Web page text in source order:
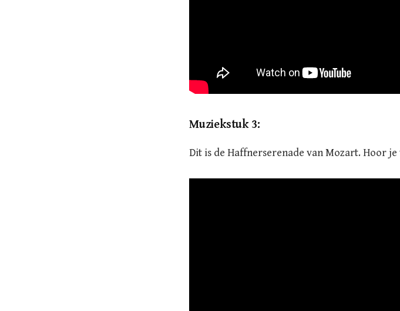
Muziekstuk 3:
Dit is de Haffnerserenade van Mozart. Hoor